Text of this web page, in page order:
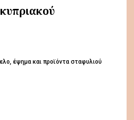
έψημα και προϊόντα σταφυλιού